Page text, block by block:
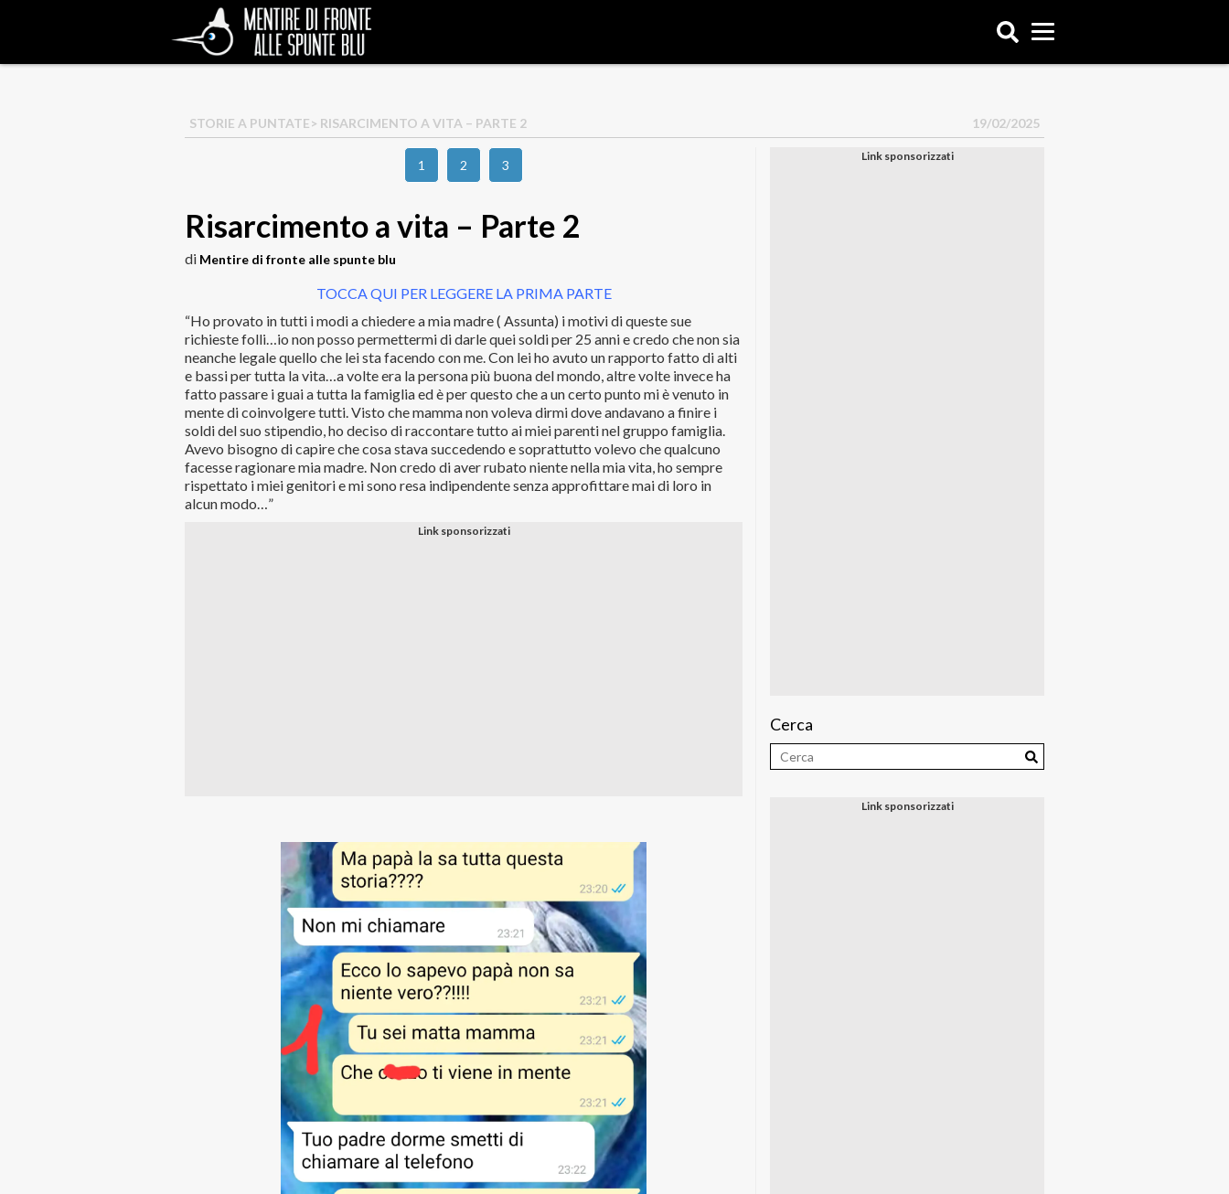
STORIE A PUNTATE> RISARCIMENTO A VITA – PARTE 2 19/02/2025
1 2 3
Risarcimento a vita – Parte 2
di Mentire di fronte alle spunte blu
TOCCA QUI PER LEGGERE LA PRIMA PARTE
“Ho provato in tutti i modi a chiedere a mia madre ( Assunta) i motivi di queste sue
richieste folli…io non posso permettermi di darle quei soldi per 25 anni e credo che non sia
neanche legale quello che lei sta facendo con me. Con lei ho avuto un rapporto fatto di alti
e bassi per tutta la vita…a volte era la persona più buona del mondo, altre volte invece ha
fatto passare i guai a tutta la famiglia ed è per questo che a un certo punto mi è venuto in
mente di coinvolgere tutti. Visto che mamma non voleva dirmi dove andavano a finire i
soldi del suo stipendio, ho deciso di raccontare tutto ai miei parenti nel gruppo famiglia.
Avevo bisogno di capire che cosa stava succedendo e soprattutto volevo che qualcuno
facesse ragionare mia madre. Non credo di aver rubato niente nella mia vita, ho sempre
rispettato i miei genitori e mi sono resa indipendente senza approfittare mai di loro in
alcun modo…”
Cerca